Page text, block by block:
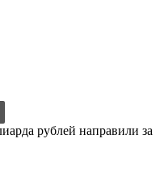
рублей направили за